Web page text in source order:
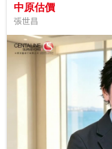
中原估價
張世昌